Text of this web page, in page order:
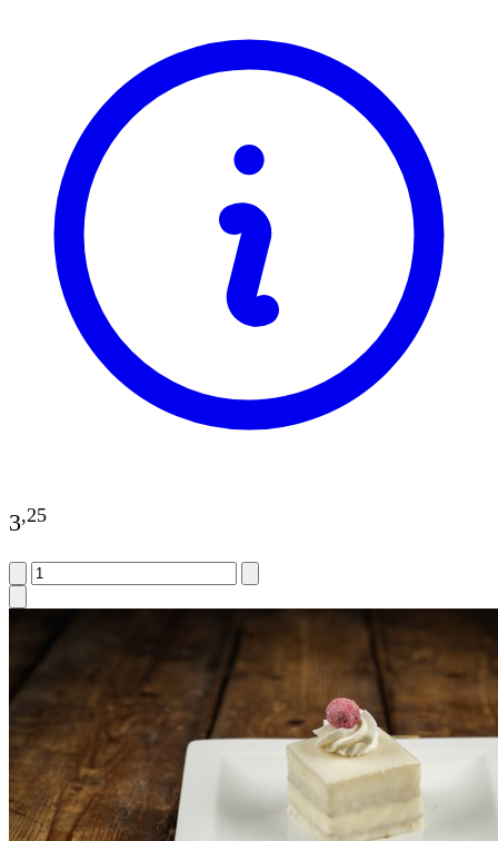
3,25